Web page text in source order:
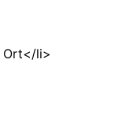
Ort</li>